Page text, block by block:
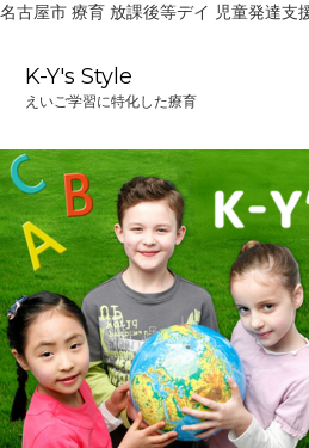
名古屋市 療育 放課後等デイ 児童発達支
へ
ス
キ
ッ
プ
K-Y's Style
えいご学習に特化した療育